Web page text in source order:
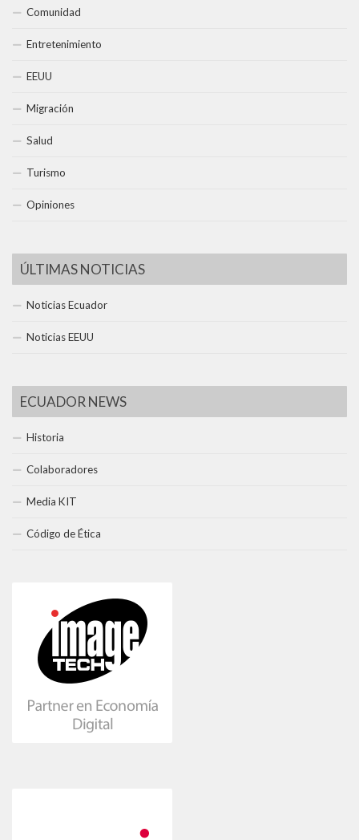
Comunidad
Entretenimiento
EEUU
Migración
Salud
Turismo
Opiniones
ÚLTIMAS NOTICIAS
Noticias Ecuador
Noticias EEUU
ECUADOR NEWS
Historia
Colaboradores
Media KIT
Código de Ética